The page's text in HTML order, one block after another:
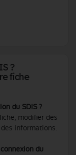
?
fiche
du SDIS ?
modifier des
informations.
du